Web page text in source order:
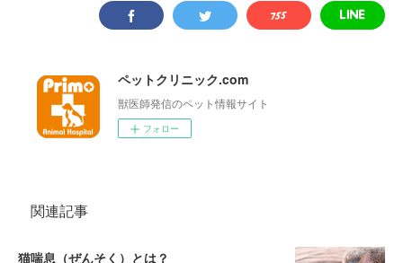
ペットクリニック.com
獣医師発信のペット情報サイト
フォロー
関連記事
猫喘息（ぜんそく）とは？